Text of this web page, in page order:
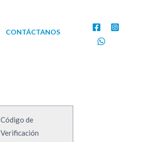
CONTÁCTANOS
Código de
Verificación